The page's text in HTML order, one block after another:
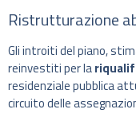
Ristrutturazione
Gli introiti del piano,
reinvestiti per la
residenziale pubblica
circuito delle